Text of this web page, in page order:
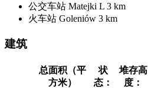
公交车站 Matejki L 3 km
火车站 Goleniów 3 km
建筑
总面积（平
方米）
状
态：
堆存高
度：